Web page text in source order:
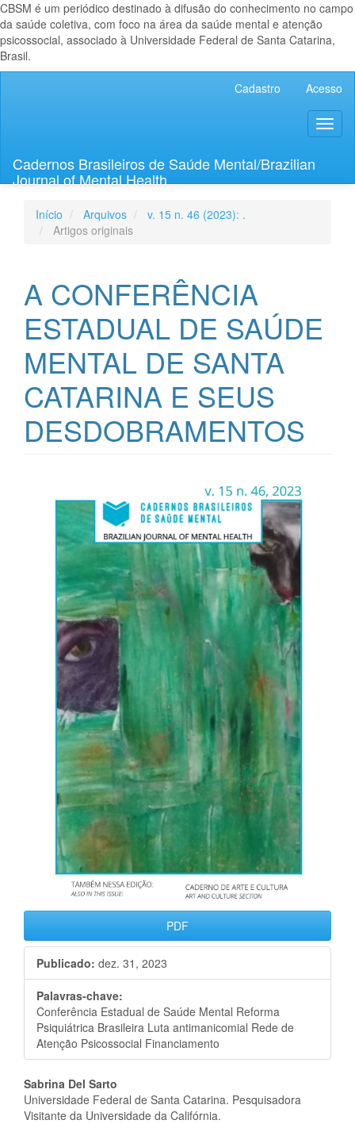
CBSM é um periódico destinado à difusão do conhecimento no campo
da saúde coletiva, com foco na área da saúde mental e atenção
psicossocial, associado à Universidade Federal de Santa Catarina,
Brasil.
Lateral
Cadastro Acesso
Cadernos Brasileiros de Saúde Mental/Brazilian
Journal of Mental Health
Início Arquivos
v. 15 n. 46 (2023): .
Artigos originais
A CONFERÊNCIA
ESTADUAL DE SAÚDE
MENTAL DE SANTA
CATARINA E SEUS
DESDOBRAMENTOS
lateral
artigos
PDF
Publicado: dez. 31, 2023
Palavras-chave:
Conferência Estadual de Saúde Mental Reforma
Psiquiátrica Brasileira Luta antimanicomial Rede de
Atenção Psicossocial Financiamento
Conteúdo
Sabrina Del Sarto
Universidade Federal de Santa Catarina. Pesquisadora
Visitante da Universidade da Califórnia.